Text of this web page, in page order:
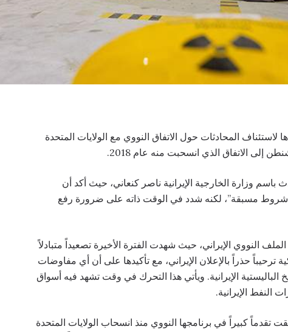
لاستئناف المحادثات حول الاتفاق النووي مع الولايات المتحدة
الاتفاق الذي انسحبت منه عام 2018.
وزارة الخارجية الإيرانية ناصر كنعاني، حيث أكد أن
مسبقة”، لكنه شدد في الوقت ذاته على ضرورة رفع
النووي الإيراني، حيث شهدت الفترة الأخيرة تصعيداً متبادلاً
ترحيباً حذراً بالإعلان الإيراني، مع تأكيدها على أن أي مفاوضات
الباليستية الإيرانية. ويأتي هذا التحرك في وقت تشهد فيه أسواق
النفط الإيرانية.
تقدماً كبيراً في برنامجها النووي منذ انسحاب الولايات المتحدة